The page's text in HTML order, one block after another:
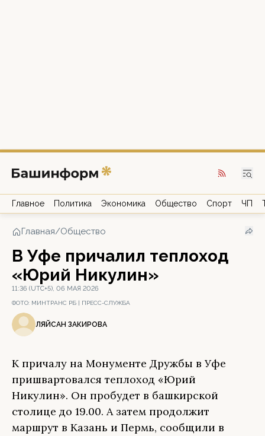
Главное Политика Экономика Общество Спорт ЧП
Главная/Общество
В Уфе причалил теплоход
«Юрий Никулин»
11:36 (UTC+5), 06 МАЯ 2026
ФОТО: МИНТРАНС РБ | ПРЕСС-СЛУЖБА
ЛЯЙСАН ЗАКИРОВА
К причалу на Монументе Дружбы в Уфе
пришвартовался теплоход «Юрий
Никулин». Он пробудет в башкирской
столице до 19.00. А затем продолжит
маршрут в Казань и Пермь, сообщили в